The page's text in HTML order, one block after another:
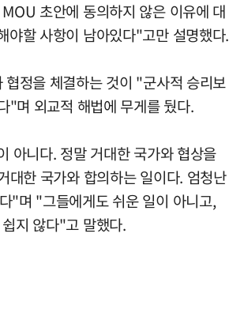
초안에 동의하지 않은 이유에 대
야할 사항이 남아있다"고만 설명했다.
협정을 체결하는 것이 "군사적 승리보
"며 외교적 해법에 무게를 뒀다.
아니다. 정말 거대한 국가와 협상을
대한 국가와 합의하는 일이다. 엄청난
"며 "그들에게도 쉬운 일이 아니고,
지 않다"고 말했다.